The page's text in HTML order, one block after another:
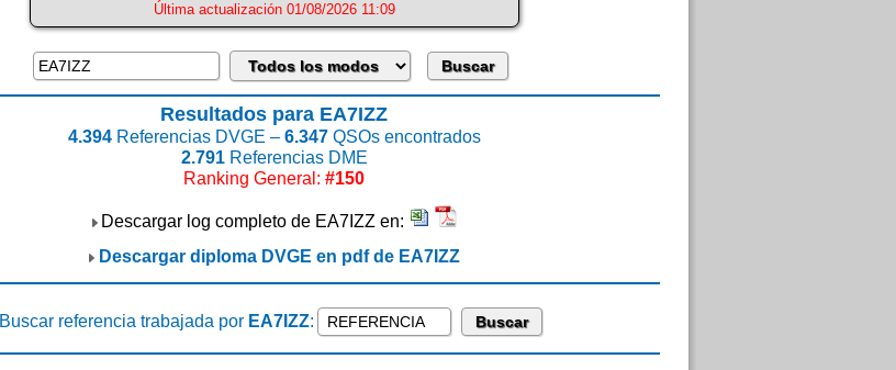
Última actualización 01/08/2026 11:09
Resultados para EA7IZZ
4.394Referencias DVGE – 6.347QSOs encontrados
2.791Referencias DME
Ranking General: #150
Descargar log completo de EA7IZZ en:
Descargar diploma DVGE en pdf de EA7IZZ
Buscar referencia trabajada por EA7IZZ: